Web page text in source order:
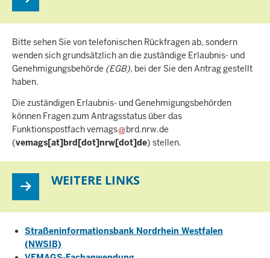
Bitte sehen Sie von telefonischen Rückfragen ab, sondern
wenden sich grundsätzlich an die zuständige Erlaubnis- und
Genehmigungsbehörde (EGB), bei der Sie den Antrag gestellt
haben.
Die zuständigen Erlaubnis- und Genehmigungsbehörden
können Fragen zum Antragsstatus über das
Funktionspostfachvemags
brd.nrw.de
(vemags[at]brd[dot]nrw[dot]de) stellen.
WEITERE LINKS
Straßeninformationsbank Nordrhein Westfalen
(NWSIB)